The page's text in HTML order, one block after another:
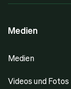
Medien
Medien
Videos und Fotos